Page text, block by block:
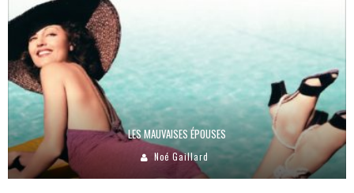
LES MAUVAISES ÉPOUSES
Noé Gaillard